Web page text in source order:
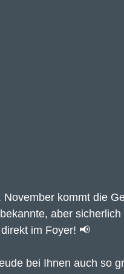
November kommt die
aber
im Foyer! 📢
bei Ihnen auch so